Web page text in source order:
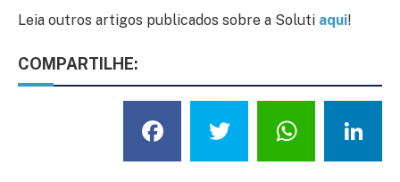
Leia outros artigos publicados sobre a Soluti aqui!
COMPARTILHE:
Facebook
Twitter